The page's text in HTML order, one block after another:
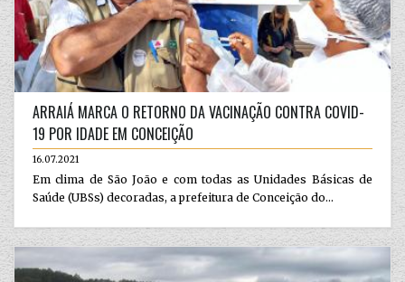
ARRAIÁ MARCA O RETORNO DA VACINAÇÃO CONTRA COVID-
19 POR IDADE EM CONCEIÇÃO
16.07.2021
Em clima de São João e com todas as Unidades Básicas de
Saúde (UBSs) decoradas, a prefeitura de Conceição do...